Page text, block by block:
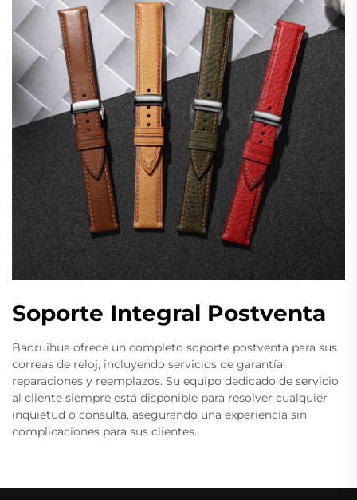
Soporte Integral Postventa
Baoruihua ofrece un completo soporte postventa para sus
correas de reloj, incluyendo servicios de garantía,
reparaciones y reemplazos. Su equipo dedicado de servicio
al cliente siempre está disponible para resolver cualquier
inquietud o consulta, asegurando una experiencia sin
complicaciones para sus clientes.